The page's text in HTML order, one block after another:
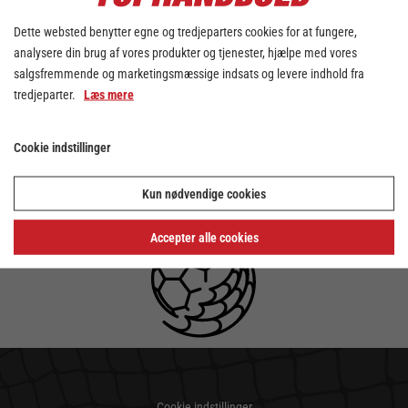
Dette websted benytter egne og tredjeparters cookies for at fungere,
analysere din brug af vores produkter og tjenester, hjælpe med vores
salgsfremmende og marketingsmæssige indsats og levere indhold fra
tredjeparter. Læs mere
Cookie indstillinger
Kun nødvendige cookies
Accepter alle cookies